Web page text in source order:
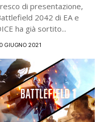
di presentazione,
2042 di EA e
ha già sortito...
GIUGNO 2021